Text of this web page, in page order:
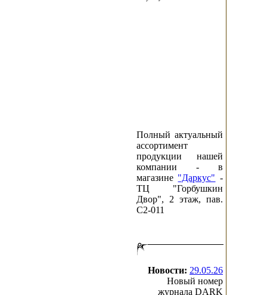
Полный актуальный
ассортимент
продукции нашей
компании - в
магазине "Даркус" -
ТЦ "Горбушкин
Двор", 2 этаж, пав.
C2-011
Новости: 29.05.26
Новый номер
журнала DARK